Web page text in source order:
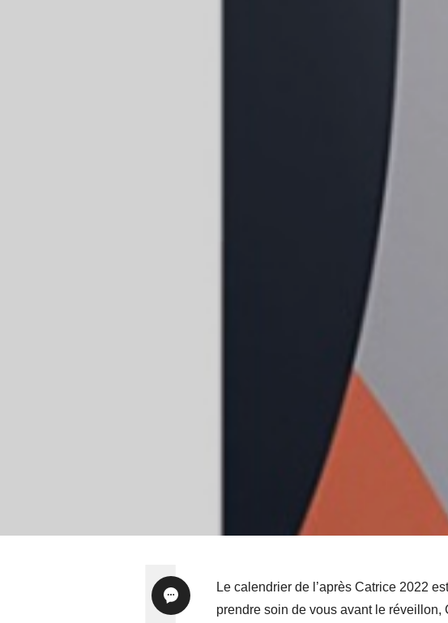
Le calendrier de l’après Catrice 2022
prendre soin de vous avant le réveillon,